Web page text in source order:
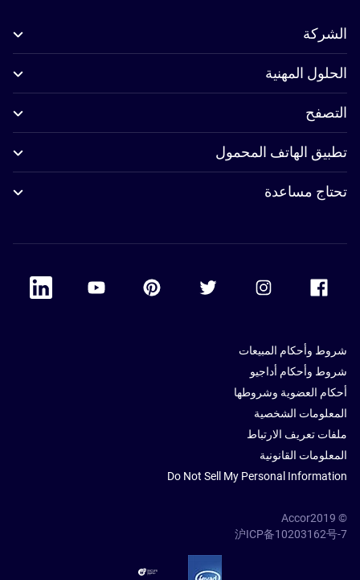
الشركة
الحلول المهنية
التصفح
تطبيق الهاتف المحمول
تحتاج مساعدة
Accor Facebook
Accor Twitter
Accor Pinterest
Accor Youtube
Linkedin
شروط وأحكام المبيعات
شروط وأحكام أداجيو
أحكام العضوية وشروطها
المعلومات الشخصية
ملفات تعريف الارتباط
المعلومات القانونية
Do Not Sell My Personal Information
© Accor2019
沪ICP备10203162号-7